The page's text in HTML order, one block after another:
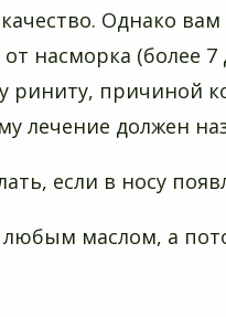
Однако
насморка (более
причиной
лечение должен
если в носу
маслом, а